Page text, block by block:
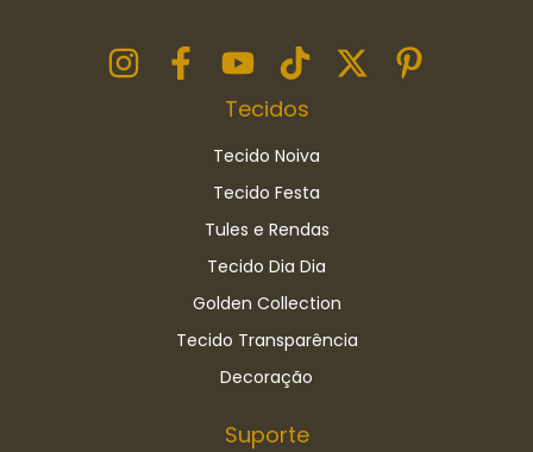
Tecidos
Tecido Noiva
Tecido Festa
Tules e Rendas
Tecido Dia Dia
Golden Collection
Tecido Transparência
Decoração
Suporte